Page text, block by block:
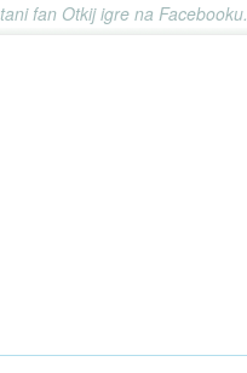
fan Otkij igre na Facebooku.